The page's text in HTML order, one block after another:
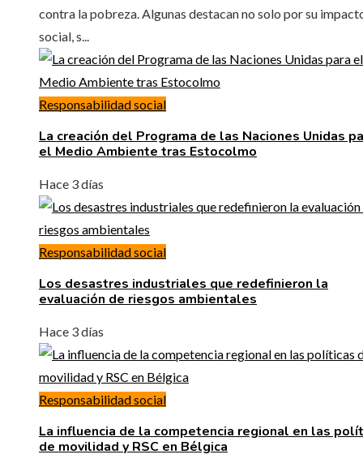
contra la pobreza. Algunas destacan no solo por su
social, s...
Responsabilidad social
La creación del Programa de las Naciones Unidas
el Medio Ambiente tras Estocolmo
Hace 3 días
Responsabilidad social
Los desastres industriales que redefinieron la
evaluación de riesgos ambientales
Hace 3 días
Responsabilidad social
La influencia de la competencia regional en las
de movilidad y RSC en Bélgica